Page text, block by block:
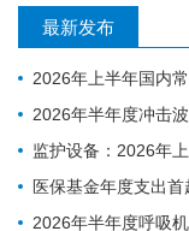
最新发布
2026年上半年国内
2026年半年度冲击波治疗设备最具影响力排行
监护设备：2026年上半年共
医保基金年度支出
2026年半年度呼吸机县域医共体最具影响